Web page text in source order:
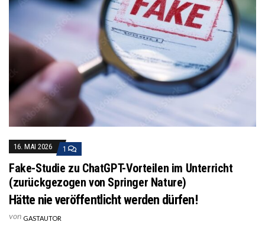
16. MAI 2026 1
Fake-Studie zu ChatGPT-Vorteilen im Unterricht
(zurückgezogen von Springer Nature)
Hätte nie veröffentlicht werden dürfen!
von GASTAUTOR